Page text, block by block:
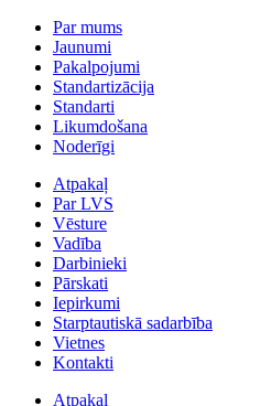
Par mums
Jaunumi
Pakalpojumi
Standartizācija
Standarti
Likumdošana
Noderīgi
Atpakaļ
Par LVS
Vēsture
Vadība
Darbinieki
Pārskati
Iepirkumi
Starptautiskā sadarbība
Vietnes
Kontakti
Atpakaļ